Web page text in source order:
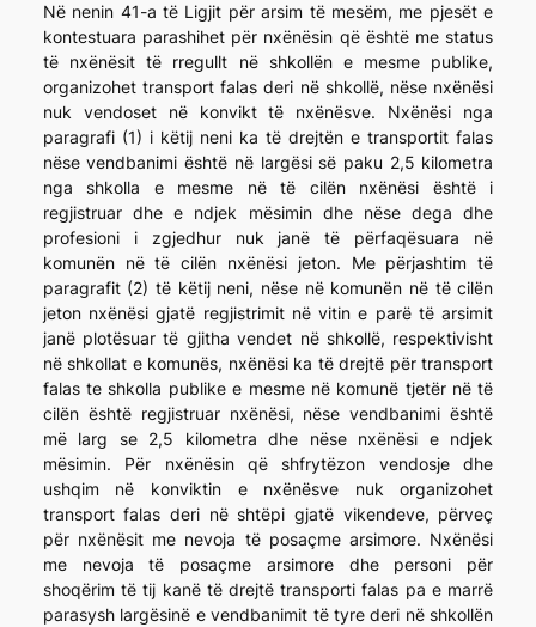
Në nenin 41-a të Ligjit për arsim të mesëm, me pjesët e
kontestuara parashihet për nxënësin që është me status
të nxënësit të rregullt në shkollën e mesme publike,
organizohet transport falas deri në shkollë, nëse nxënësi
nuk vendoset në konvikt të nxënësve. Nxënësi nga
paragrafi (1) i këtij neni ka të drejtën e transportit falas
nëse vendbanimi është në largësi së paku 2,5 kilometra
nga shkolla e mesme në të cilën nxënësi është i
regjistruar dhe e ndjek mësimin dhe nëse dega dhe
profesioni i zgjedhur nuk janë të përfaqësuara në
komunën në të cilën nxënësi jeton. Me përjashtim të
paragrafit (2) të këtij neni, nëse në komunën në të cilën
jeton nxënësi gjatë regjistrimit në vitin e parë të arsimit
janë plotësuar të gjitha vendet në shkollë, respektivisht
në shkollat e komunës, nxënësi ka të drejtë për transport
falas te shkolla publike e mesme në komunë tjetër në të
cilën është regjistruar nxënësi, nëse vendbanimi është
më larg se 2,5 kilometra dhe nëse nxënësi e ndjek
mësimin. Për nxënësin që shfrytëzon vendosje dhe
ushqim në konviktin e nxënësve nuk organizohet
transport falas deri në shtëpi gjatë vikendeve, përveç
për nxënësit me nevoja të posaçme arsimore. Nxënësi
me nevoja të posaçme arsimore dhe personi për
shoqërim të tij kanë të drejtë transporti falas pa e marrë
parasysh largësinë e vendbanimit të tyre deri në shkollën